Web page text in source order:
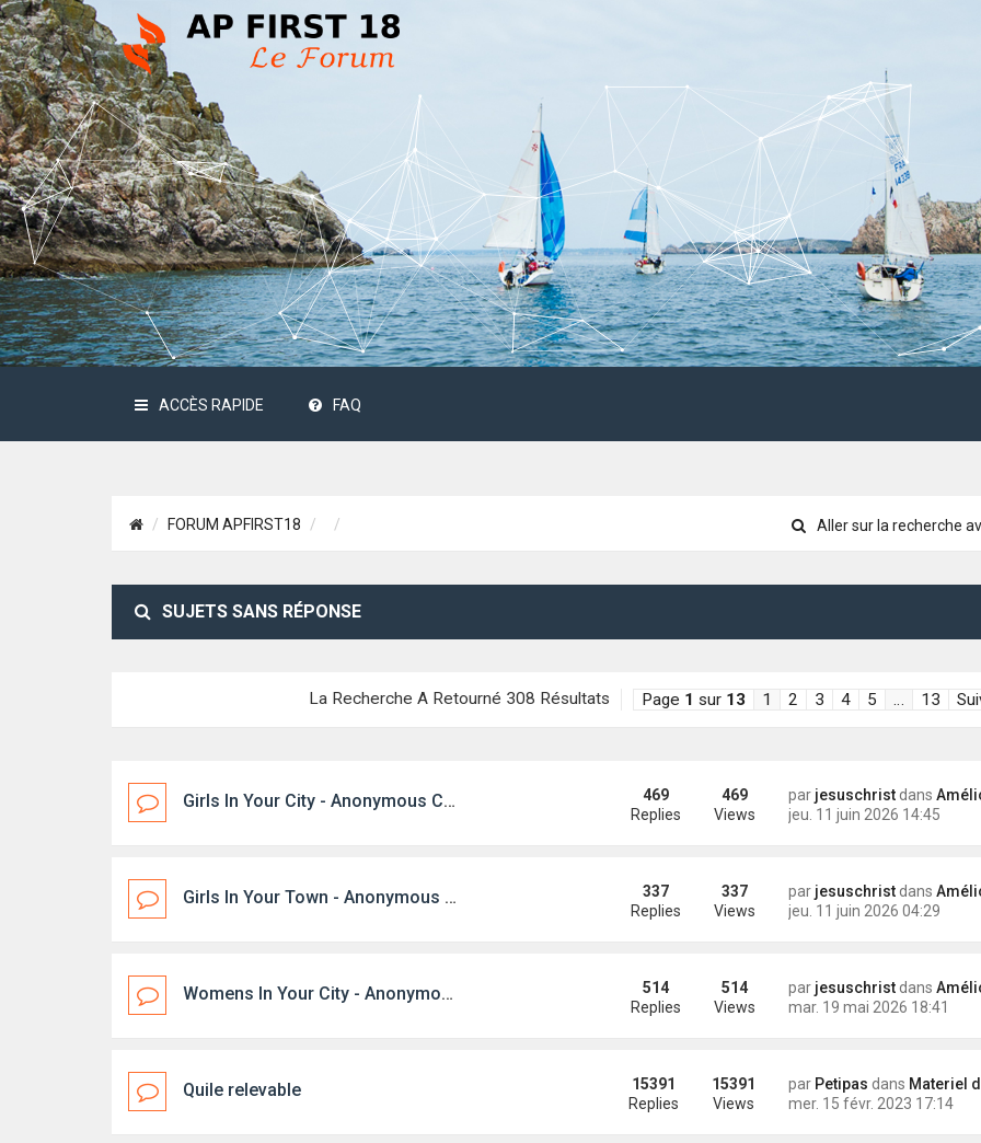
ACCÈS RAPIDE FAQ
FORUM APFIRST18 Aller sur la recherche
SUJETS SANS RÉPONSE
La Recherche A Retourné 308 Résultats Page 1 sur 13 1 2 3 4 5 … 13
Girls In Your City - Anonymous Casual Dating - No Selfie par jesuschristdans
jeu. 11 juin 2026 14:45
469
Replies
469
Views
Girls In Your Town - Anonymous Casual Dating - No Selfie par jesuschristdans
jeu. 11 juin 2026 04:29
337
Replies
337
Views
Womens In Your City - Anonymous Adult Dating - No Verify par jesuschristdans
mar. 19 mai 2026 18:41
514
Replies
514
Views
Quile relevable par Petipas dans Materiel
mer. 15 févr. 2023 17:14
15391
Replies
15391
Views